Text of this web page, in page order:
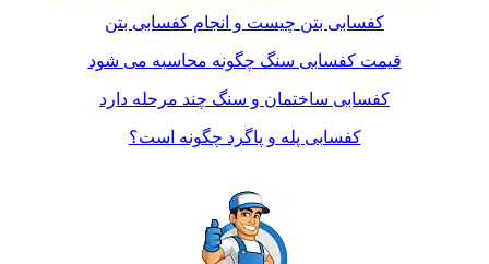
کفسابی بتن چیست و انجام کفسابی بتن
قیمت کفسابی سنگ چگونه محاسبه می شود
کفسابی ساختمان و سنگ چند مرحله دارد
کفسابی پله و پاگرد چگونه است؟